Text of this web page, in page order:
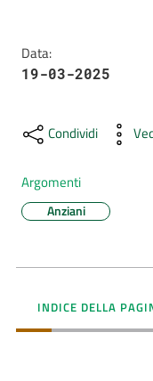
dei
Servizi
Bandi
Data:
19-03-2025
Condividi
Argomenti
Anziani
INDICE DELLA